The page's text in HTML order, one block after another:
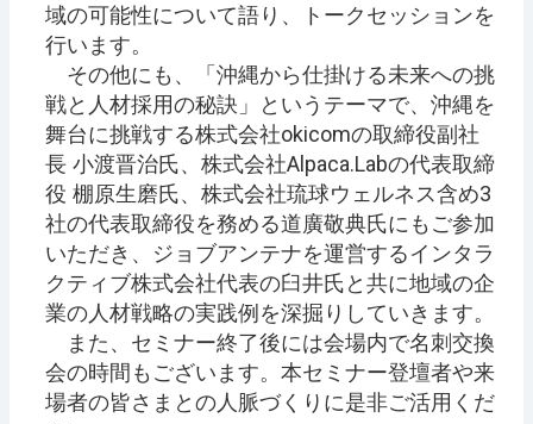
域の可能性について語り、トークセッションを
行います。
その他にも、「沖縄から仕掛ける未来への挑
戦と人材採用の秘訣」というテーマで、沖縄を
舞台に挑戦する株式会社okicomの取締役副社
長 小渡晋治氏、株式会社Alpaca.Labの代表取締
役 棚原生磨氏、株式会社琉球ウェルネス含め3
社の代表取締役を務める道廣敬典氏にもご参加
いただき、ジョブアンテナを運営するインタラ
クティブ株式会社代表の臼井氏と共に地域の企
業の人材戦略の実践例を深掘りしていきます。
また、セミナー終了後には会場内で名刺交換
会の時間もございます。本セミナー登壇者や来
場者の皆さまとの人脈づくりに是非ご活用くだ